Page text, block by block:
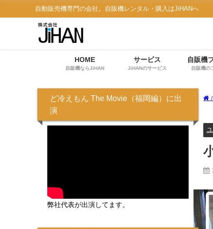
自動販売機専門の会社。自販機レンタル・購入はJiHANへ
HOME
自販機ならJiHAN
サービス
JiHANのサービス
自販機
自販機の
ど冷えもん The Movie（福岡編）に出
演
弊社代表が出演してます。